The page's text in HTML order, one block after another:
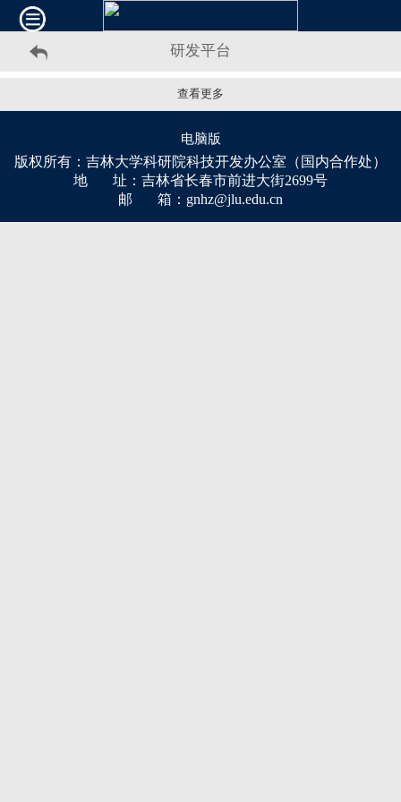
研发平台
查看更多
电脑版
版权所有：吉林大学科研院科技开发办公室（国内合作处）
地 址：吉林省长春市前进大街2699号
邮 箱：gnhz@jlu.edu.cn